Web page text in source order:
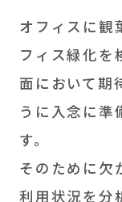
オフィスに観
フィス緑化を
面において期
うに入念に準
す。
そのために欠
利用状況を分